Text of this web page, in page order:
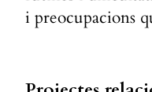
i preocupacions